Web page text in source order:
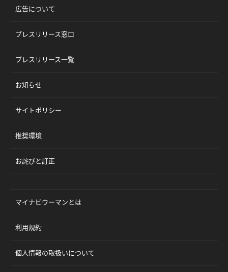
広告について
プレスリリース窓口
プレスリリース一覧
お知らせ
サイトポリシー
推奨環境
お詫びと訂正
マイナビウーマンとは
利用規約
個人情報の取扱いについて